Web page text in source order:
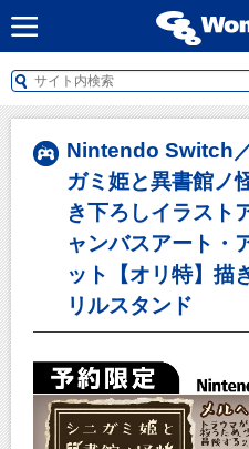
Nintendo Switch
ガミ姫と異書館ノ
き下ろしイラスト
ャンバスアート・
ット【オリ特】描
リルスタンド